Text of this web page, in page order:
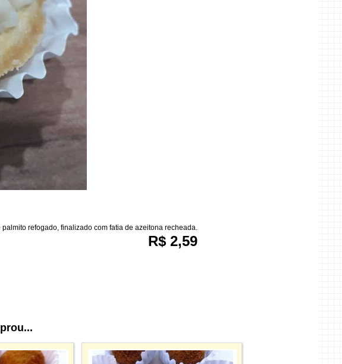
refogado, finalizado com fatia de azeitona recheada.
R$ 2,59